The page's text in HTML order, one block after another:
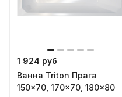
1 924 руб
Ванна Triton Прага
150x70, 170x70, 180x80